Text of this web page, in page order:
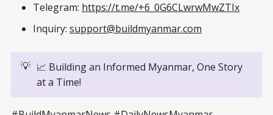
Telegram: https://t.me/+6_0G6CLwrwMwZTIx
Inquiry: support@buildmyanmar.com
💡 📈 Building an Informed Myanmar, One Story
at a Time!